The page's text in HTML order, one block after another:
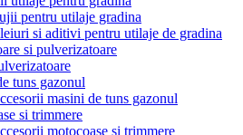
pentru utilaje gradina
si aditivi pentru utilaje de gradina
si pulverizatoare
tuns gazonul
masini de tuns gazonul
si trimmere
motocoase si trimmere